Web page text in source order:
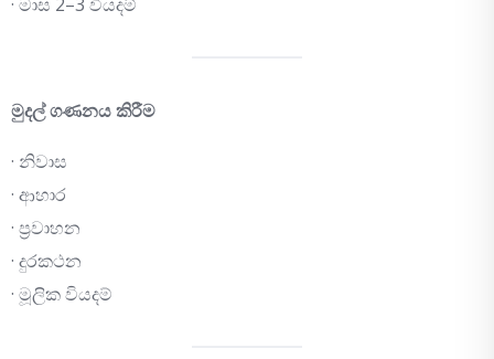
මුදල් ගණනය කිරීම
· නිවාස
· ආහාර
· ප්‍රවාහන
· දුරකථන
· මූලික වියදම්